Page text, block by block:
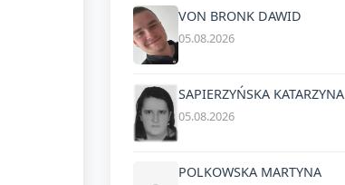
VON BRONK DAWID
05.08.2026
SAPIERZYŃSKA KATARZYNA
05.08.2026
POLKOWSKA MARTYNA